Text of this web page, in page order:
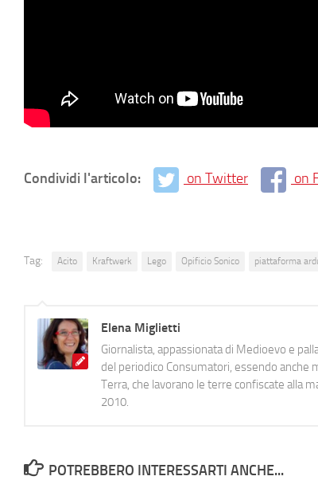
Condividi l'articolo: on Twitter on
Tag: Acito Kraftwerk Lego Opificio Sonico piattaforma
Elena Miglietti
Giornalista, appassionata di Medioevo e
del periodico Consumatori, essendo anche
Terra, che lavorano le terre confiscate alla
2010.
POTREBBERO INTERESSARTI ANCHE...